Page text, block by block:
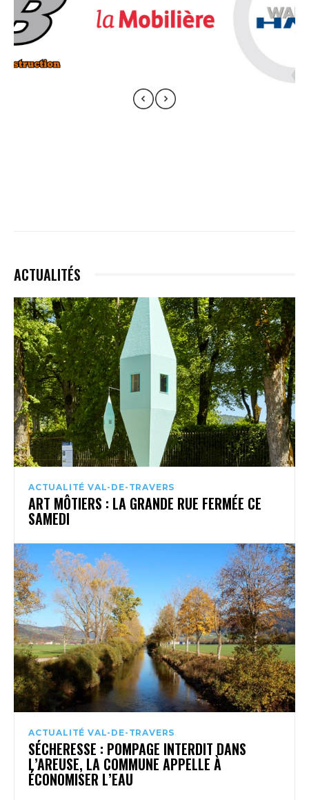
ACTUALITÉS
ACTUALITÉ VAL-DE-TRAVERS
ART MÔTIERS : LA GRANDE RUE FERMÉE CE
SAMEDI
ACTUALITÉ VAL-DE-TRAVERS
SÉCHERESSE : POMPAGE INTERDIT DANS
L’AREUSE, LA COMMUNE APPELLE À
ÉCONOMISER L’EAU